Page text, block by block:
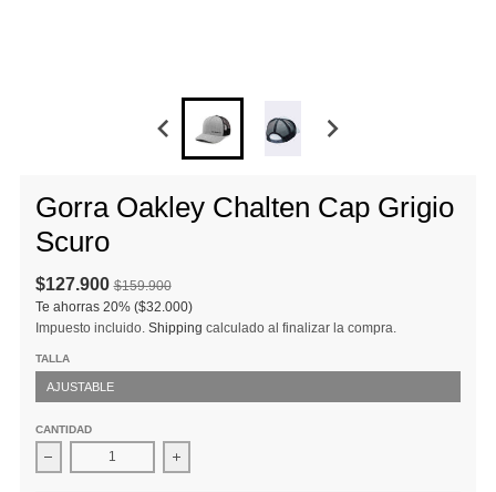
Gorra Oakley Chalten Cap Grigio
Scuro
$127.900$159.900
Te ahorras 20% ($32.000)
Impuesto incluido. Shipping calculado al finalizar la compra.
TALLA
AJUSTABLE
CANTIDAD
Disminuir cantidad para Gorra Oakley Chalten Cap Grigio Scuro
Aumentar la cantidad para Gorra Oakley